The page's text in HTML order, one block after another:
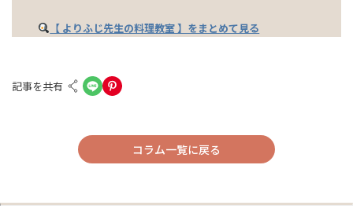
【 よりふじ先生の料理教室 】をまとめて見る
記事を共有
コラム一覧に戻る